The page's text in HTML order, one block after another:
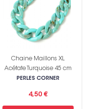
Chaine Maillons XL
Acétate Turquoise 45 cm
PERLES CORNER
4,50 €